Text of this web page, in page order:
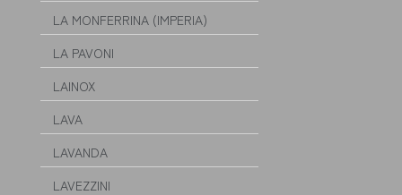
LA MONFERRINA (IMPERIA)
LA PAVONI
LAINOX
LAVA
LAVANDA
LAVEZZINI